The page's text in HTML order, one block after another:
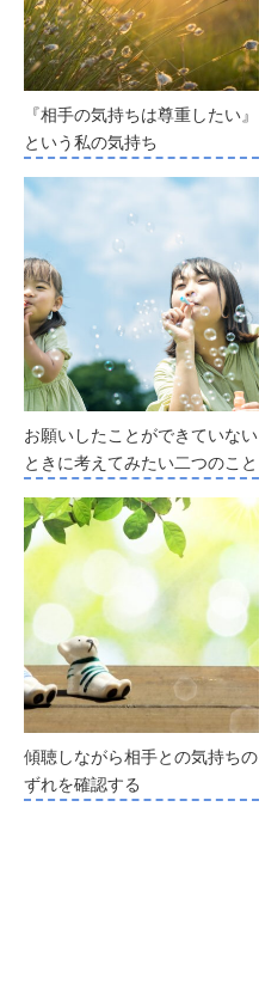
『相手の気持ちは尊重したい』
という私の気持ち
お願いしたことができていない
ときに考えてみたい二つのこと
傾聴しながら相手との気持ちの
ずれを確認する